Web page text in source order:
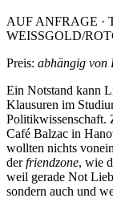
AUF ANFRAGE ·
WEISSGOLD/
Preis: abhängig von
Ein Notstand kann
Klausuren im
Politikwissenschaft.
Café Balzac in
wollten nichts
derfriendzone, wie
weil gerade Not
sondern auch und